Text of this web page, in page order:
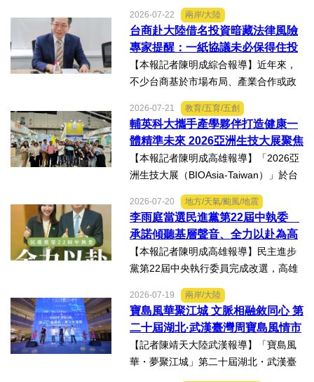
說明十大修法重點，其中增訂地方主管
機關風險導向查核機制、強化業者異常
通報責任及加重通報不實處...
2026-07-22 兩岸/大陸
台商赴大陸借名投資暗藏法律風險
專家提醒：一紙協議未必保得住投
資權益
【本報記者陳明成綜合報導】近年來，
不少台商基於市場布局、產業合作或政
陸。然而，看似便利的投資模式，卻可
能隱藏股權歸屬、投資收益、經營控制
權及法律責任等風險，一旦...
2026-07-21 教育/五育/五創
輔英科大攜手產學夥伴打造健康一
體精準未來 2026亞洲生技大展聚焦
精準健康創新實力
【本報記者陳明成高雄報導】「2026亞
洲生技大展（BIOAsia-Taiwan）」於台
研發長葉耀宗率團隊以「健康一體．精
準未來」為主題參展，展現產學合作夥
伴展示精準健康、生物科...
2026-07-20 地方/天氣/颱風/地震
李雨庭當選民進黨第22屆中執委
承諾傾聽基層聲音、全力以赴為高
雄與台灣努力
【本報記者陳明成高雄報導】民主進步
黨第22屆中央執行委員完成改選，高雄
表示，能夠獲得黨內同志的肯定與支
持，深感榮幸，也肩負更重大的責任，
未來將秉持初心，做好黨與地...
2026-07-19 兩岸/大陸
寶島風華聚江城 文脈相融敘同心 第
二十屆湖北·武漢臺灣周寶島風情市
集暨文化交流之夜在漢溫情上演
【記者陳靖天大陸武漢報導】「寶島風
華・夢聚江城」第二十屆湖北・武漢臺